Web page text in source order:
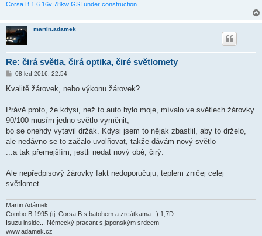
Corsa B 1.6 16v 78kw GSI under construction
martin.adamek
Re: čirá světla, čirá optika, čiré světlomety
P
í
ě
e
k
08 led 2016, 22:54
Kvalitě žárovek, nebo výkonu žárovek?
Právě proto, že kdysi, než to auto bylo moje, mívalo ve světlech žárovky
90/100 musím jedno světlo vyměnit,
bo se onehdy vytavil držák. Kdysi jsem to nějak zbastlil, aby to drželo,
ale nedávno se to začalo uvolňovat, takže dávám nový světlo
...a tak přemejšlím, jestli nedat nový obě, čirý.
Ale nepředpisový žárovky fakt nedoporučuju, teplem zničej celej
světlomet.
Martin Adámek
Combo B 1995 (tj. Corsa B s batohem a zrcátkama...) 1,7D
Isuzu inside... Německý pracant s japonským srdcem
www.adamek.cz